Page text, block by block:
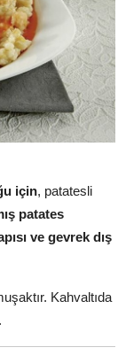
için, patatesli
patates
ve gevrek dış
Kahvaltıda